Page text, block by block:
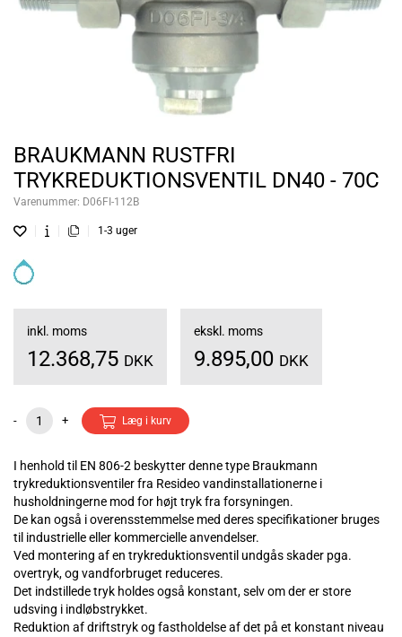
BRAUKMANN RUSTFRI
TRYKREDUKTIONSVENTIL DN40 - 70C
Varenummer: D06FI-112B
1-3 uger
inkl. moms
12.368,75 DKK
ekskl. moms
9.895,00 DKK
- + Læg i kurv
I henhold til EN 806-2 beskytter denne type Braukmann
trykreduktionsventiler fra Resideo vandinstallationerne i
husholdningerne mod for højt tryk fra forsyningen.
De kan også i overensstemmelse med deres specifikationer bruges
til industrielle eller kommercielle anvendelser.
Ved montering af en trykreduktionsventil undgås skader pga.
overtryk, og vandforbruget reduceres.
Det indstillede tryk holdes også konstant, selv om der er store
udsving i indløbstrykket.
Reduktion af driftstryk og fastholdelse af det på et konstant niveau